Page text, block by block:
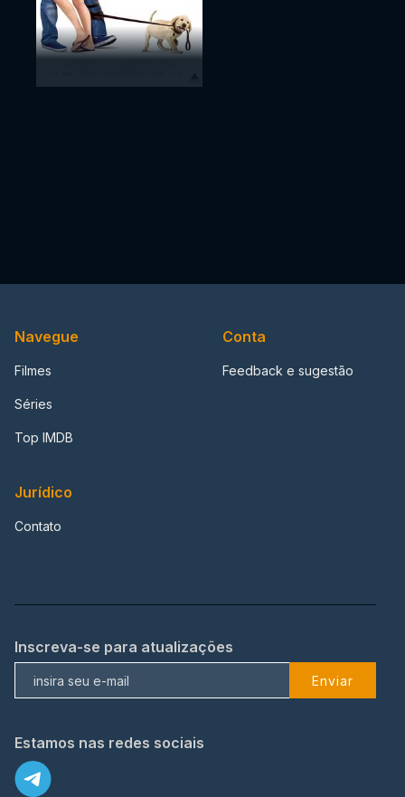
Navegue
Filmes
Séries
Top IMDB
Conta
Feedback e sugestão
Jurídico
Contato
Inscreva-se para atualizações
Enviar
Estamos nas redes sociais